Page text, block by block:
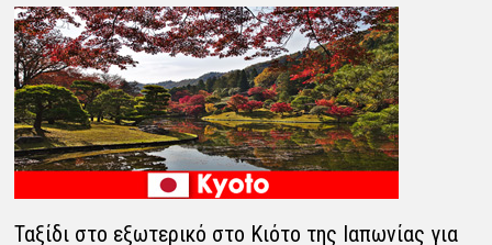
Ταξίδι στο εξωτερικό στο Κιότο της Ιαπωνίας για